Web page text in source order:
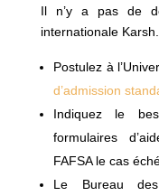
Il n’y a pas de
internationale
Postulez à
d’admission
Indiquez le
formulaires
FAFSA le cas
Le Bureau